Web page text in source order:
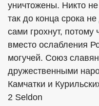
уничтожены. Никто
так до конца срока
сами грохнут, потому
вместо ослабления
могучей. Союз
дружественными
Камчатки и
2 Seldon